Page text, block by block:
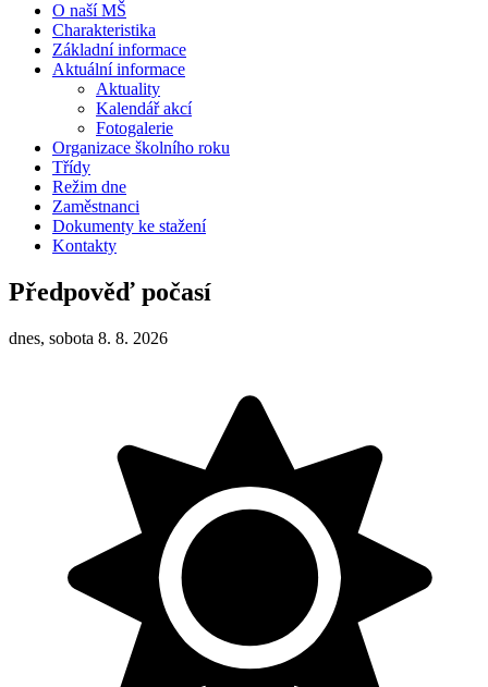
O naší MŠ
Charakteristika
Základní informace
Aktuální informace
Aktuality
Kalendář akcí
Fotogalerie
Organizace školního roku
Třídy
Režim dne
Zaměstnanci
Dokumenty ke stažení
Kontakty
Předpověď počasí
dnes, sobota 8. 8. 2026